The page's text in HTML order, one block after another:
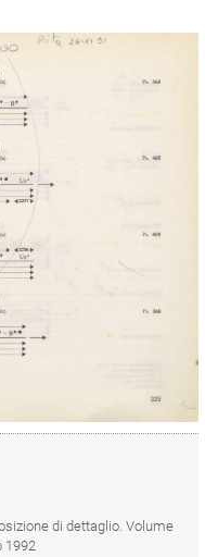
di dettaglio. Volume
1992